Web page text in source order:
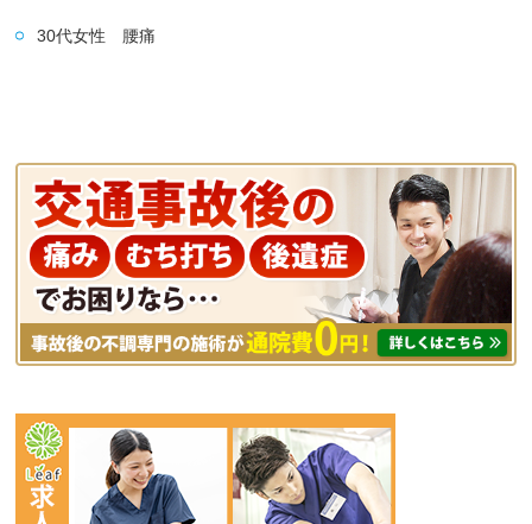
30代女性 腰痛